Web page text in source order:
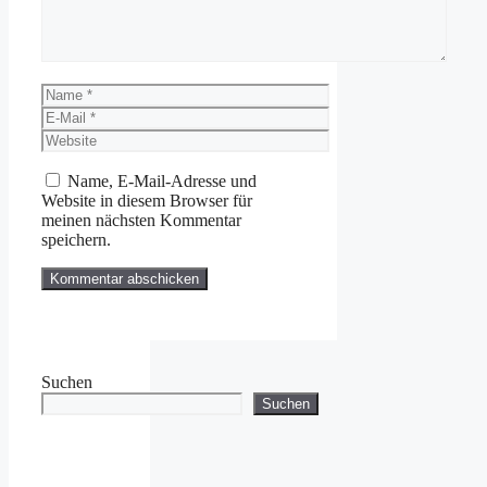
Name
E-
Mail
Website
Name, E-Mail-Adresse und
Website in diesem Browser für
meinen nächsten Kommentar
speichern.
Suchen
Suchen